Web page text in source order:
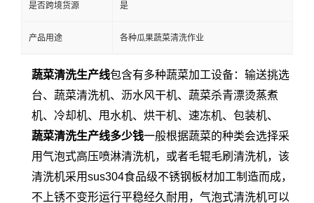
是否跨境货源 是
产品用途 各种瓜果蔬菜清洗作业
蔬菜清洗生产线包含有多种蔬菜加工设备：输送挑选
台、蔬菜清洗机、沥水风干机、蔬菜杀青漂烫蒸煮
机、冷却机、甩水机、烘干机、速冻机、包装机、
蔬菜清洗生产线多少钱一般根据蔬菜的种类会选择采
用气泡式高压喷淋清洗机，或者毛辊毛刷清洗机，该
清洗机采用sus304食品级不锈钢板材加工制造而成，
不上锈不变形运行平稳经久耐用，气泡式清洗机可以